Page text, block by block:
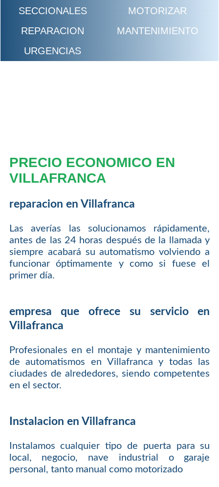
SECCIONALES
MOTORIZAR
REPARACION
MANTENIMIENTO
URGENCIAS
PRECIO ECONOMICO EN
VILLAFRANCA
reparacion en Villafranca
Las averías las solucionamos rápidamente,
antes de las 24 horas después de la llamada y
siempre acabará su automatismo volviendo a
funcionar óptimamente y como si fuese el
primer día.
empresa que ofrece su servicio en
Villafranca
Profesionales en el montaje y mantenimiento
de automatismos en Villafranca y todas las
ciudades de alrededores, siendo competentes
en el sector.
Instalacion en Villafranca
Instalamos cualquier tipo de puerta para su
local, negocio, nave industrial o garaje
personal, tanto manual como motorizado